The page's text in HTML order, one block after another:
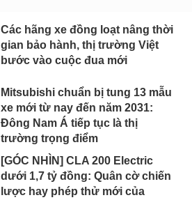
Các hãng xe đồng loạt nâng thời
gian bảo hành, thị trường Việt
bước vào cuộc đua mới
Mitsubishi chuẩn bị tung 13 mẫu
xe mới từ nay đến năm 2031:
Đông Nam Á tiếp tục là thị
trường trọng điểm
[GÓC NHÌN] CLA 200 Electric
dưới 1,7 tỷ đồng: Quân cờ chiến
lược hay phép thử mới của